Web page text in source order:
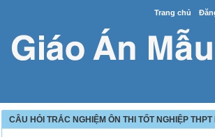
Trang chủ
CÂU HỎI TRẮC NGHIỆM ÔN THI TỐT NGHIỆP THPT